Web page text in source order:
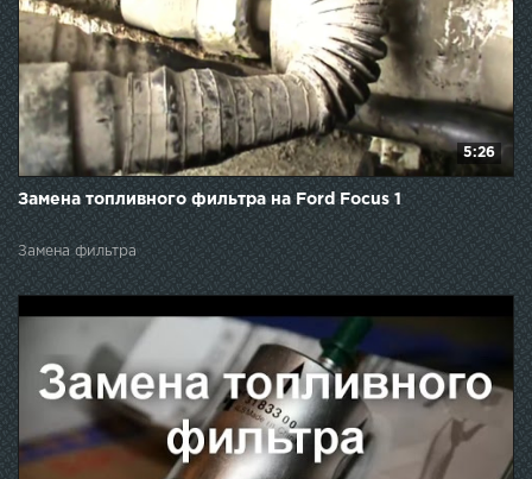
5:26
Замена топливного фильтра на Ford Focus 1
Замена фильтра